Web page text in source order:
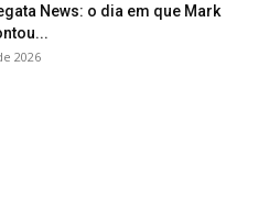
News: o dia em que Mark
2026